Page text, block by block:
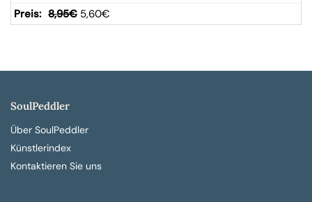
8,95€ 5,60€
SoulPeddler
Über SoulPeddler
Künstlerindex
Kontaktieren Sie uns